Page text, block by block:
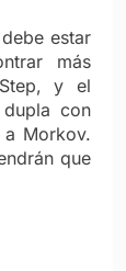
estar
más
y el
con
Morkov.
que